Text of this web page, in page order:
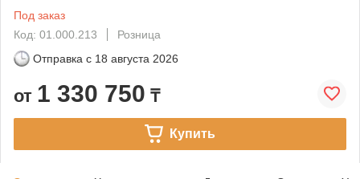
Под заказ
Код: 01.000.213
Розница
Отправка с 18 августа 2026
от 1 330 750 ₸
Купить